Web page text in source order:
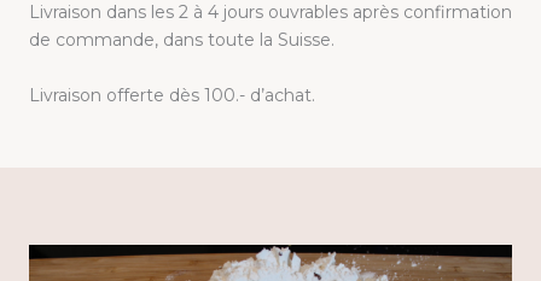
Livraison dans les 2 à 4 jours ouvrables après confirmation
de commande, dans toute la Suisse.
Livraison offerte dès 100.- d’achat.